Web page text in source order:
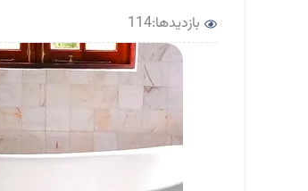
بازدیدها:114